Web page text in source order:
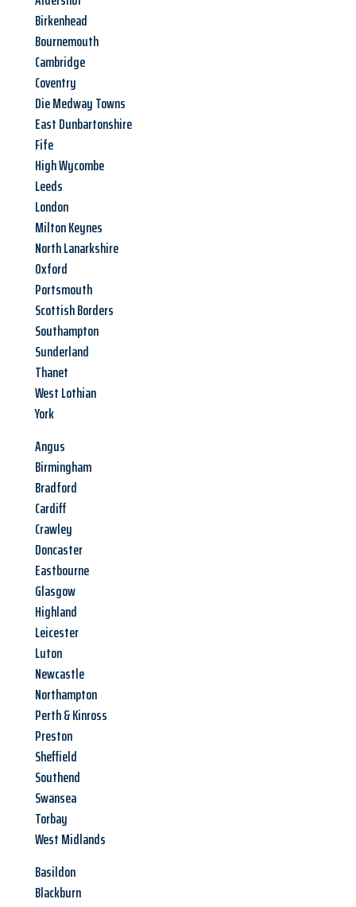
Birkenhead
Bournemouth
Cambridge
Coventry
Die Medway Towns
East Dunbartonshire
Fife
High Wycombe
Leeds
London
Milton Keynes
North Lanarkshire
Oxford
Portsmouth
Scottish Borders
Southampton
Sunderland
Thanet
West Lothian
York
Angus
Birmingham
Bradford
Cardiff
Crawley
Doncaster
Eastbourne
Glasgow
Highland
Leicester
Luton
Newcastle
Northampton
Perth & Kinross
Preston
Sheffield
Southend
Swansea
Torbay
West Midlands
Basildon
Blackburn